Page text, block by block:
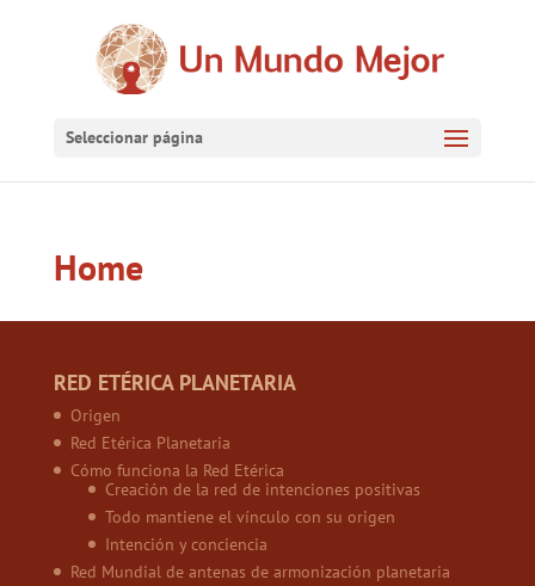
Seleccionar página
Home
RED ETÉRICA PLANETARIA
Origen
Red Etérica Planetaria
Cómo funciona la Red Etérica
Creación de la red de intenciones positivas
Todo mantiene el vínculo con su origen
Intención y conciencia
Red Mundial de antenas de armonización planetaria